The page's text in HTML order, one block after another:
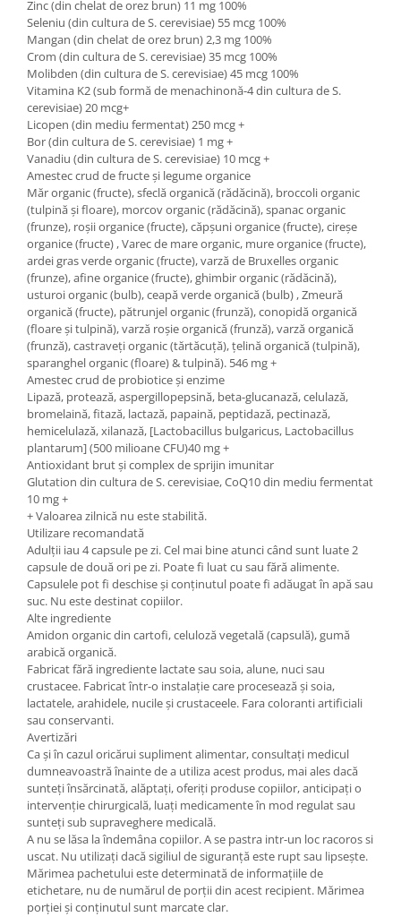
Zinc (din chelat de orez brun) 11 mg 100%
Seleniu (din cultura de S. cerevisiae) 55 mcg 100%
Mangan (din chelat de orez brun) 2,3 mg 100%
Crom (din cultura de S. cerevisiae) 35 mcg 100%
Molibden (din cultura de S. cerevisiae) 45 mcg 100%
Vitamina K2 (sub formă de menachinonă-4 din cultura de S.
cerevisiae) 20 mcg+
Licopen (din mediu fermentat) 250 mcg +
Bor (din cultura de S. cerevisiae) 1 mg +
Vanadiu (din cultura de S. cerevisiae) 10 mcg +
Amestec crud de fructe și legume organice
Măr organic (fructe), sfeclă organică (rădăcină), broccoli organic
(tulpină și floare), morcov organic (rădăcină), spanac organic
(frunze), roșii organice (fructe), căpșuni organice (fructe), cireșe
organice (fructe) , Varec de mare organic, mure organice (fructe),
ardei gras verde organic (fructe), varză de Bruxelles organic
(frunze), afine organice (fructe), ghimbir organic (rădăcină),
usturoi organic (bulb), ceapă verde organică (bulb) , Zmeură
organică (fructe), pătrunjel organic (frunză), conopidă organică
(floare și tulpină), varză roșie organică (frunză), varză organică
(frunză), castraveți organic (tărtăcuță), țelină organică (tulpină),
sparanghel organic (floare) & tulpină). 546 mg +
Amestec crud de probiotice și enzime
Lipază, protează, aspergillopepsină, beta-glucanază, celulază,
bromelaină, fitază, lactază, papaină, peptidază, pectinază,
hemicelulază, xilanază, [Lactobacillus bulgaricus, Lactobacillus
plantarum] (500 milioane CFU)40 mg +
Antioxidant brut și complex de sprijin imunitar
Glutation din cultura de S. cerevisiae, CoQ10 din mediu fermentat
10 mg +
+ Valoarea zilnică nu este stabilită.
Utilizare recomandată
Adulții iau 4 capsule pe zi. Cel mai bine atunci când sunt luate 2
capsule de două ori pe zi. Poate fi luat cu sau fără alimente.
Capsulele pot fi deschise și conținutul poate fi adăugat în apă sau
suc. Nu este destinat copiilor.
Alte ingrediente
Amidon organic din cartofi, celuloză vegetală (capsulă), gumă
arabică organică.
Fabricat fără ingrediente lactate sau soia, alune, nuci sau
crustacee. Fabricat într-o instalație care procesează și soia,
lactatele, arahidele, nucile și crustaceele. Fara coloranti artificiali
sau conservanti.
Avertizări
Ca și în cazul oricărui supliment alimentar, consultați medicul
dumneavoastră înainte de a utiliza acest produs, mai ales dacă
sunteți însărcinată, alăptați, oferiți produse copiilor, anticipați o
intervenție chirurgicală, luați medicamente în mod regulat sau
sunteți sub supraveghere medicală.
A nu se lăsa la îndemâna copiilor. A se pastra intr-un loc racoros si
uscat. Nu utilizați dacă sigiliul de siguranță este rupt sau lipsește.
Mărimea pachetului este determinată de informațiile de
etichetare, nu de numărul de porții din acest recipient. Mărimea
porției și conținutul sunt marcate clar.